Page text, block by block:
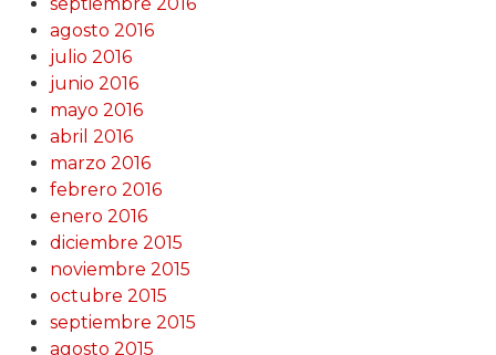
septiembre 2016
agosto 2016
julio 2016
junio 2016
mayo 2016
abril 2016
marzo 2016
febrero 2016
enero 2016
diciembre 2015
noviembre 2015
octubre 2015
septiembre 2015
agosto 2015